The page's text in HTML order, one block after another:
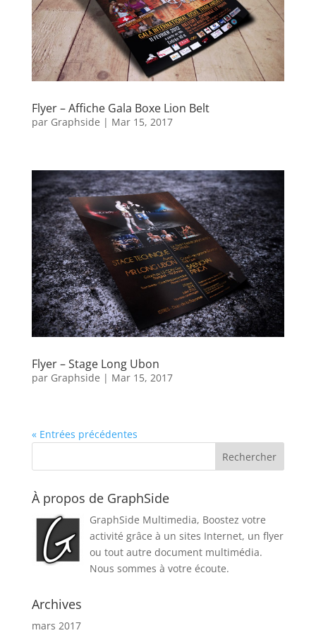
Flyer – Affiche Gala Boxe Lion Belt
par Graphside | Mar 15, 2017
Flyer – Stage Long Ubon
par Graphside | Mar 15, 2017
« Entrées précédentes
À propos de GraphSide
GraphSide Multimedia, Boostez votre
activité grâce à un sites Internet, un flyer
ou tout autre document multimédia.
Nous sommes à votre écoute.
Archives
mars 2017